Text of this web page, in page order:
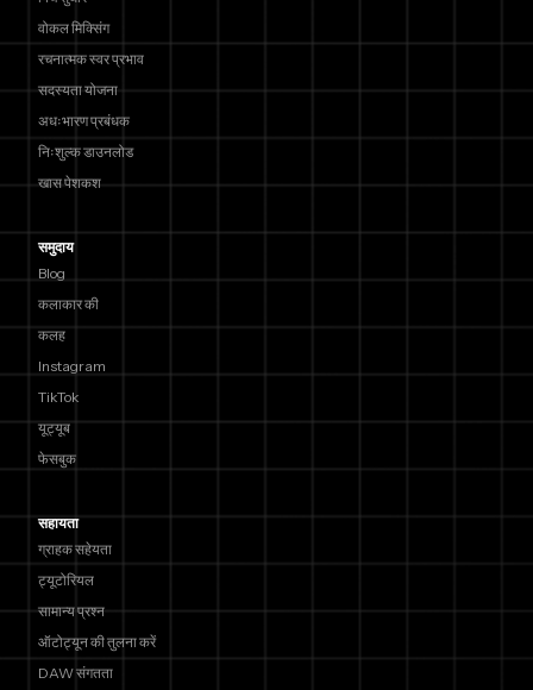
वोकल मिक्सिंग
रचनात्मक स्वर प्रभाव
सदस्यता योजना
अधःभारण प्रबंधक
निःशुल्क डाउनलोड
खास पेशकश
समुदाय
Blog
कलाकार की
कलह
Instagram
TikTok
यूट्यूब
फेसबुक
सहायता
ग्राहक सहेयता
ट्यूटोरियल
सामान्य प्रश्न
ऑटोट्यून की तुलना करें
DAW संगतता